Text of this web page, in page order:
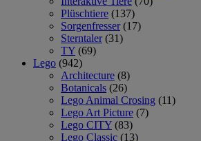
Plüschtiere (137)
Sorgenfresser (17)
Sterntaler (31)
TY (69)
Lego (942)
Architecture (8)
Botanicals (26)
Lego Animal Crosing (11)
Lego Art Picture (7)
Lego CITY (83)
Lego Classic (13)